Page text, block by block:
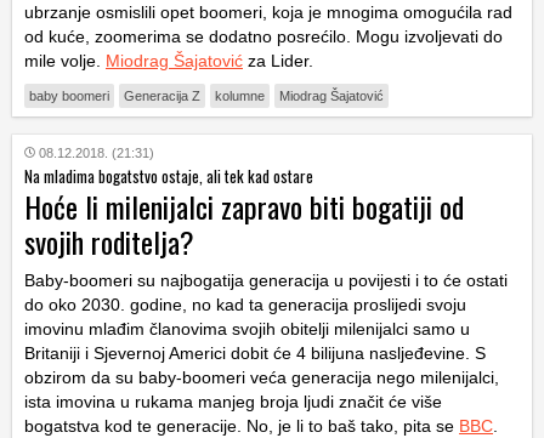
ubrzanje osmislili opet boomeri, koja je mnogima omogućila rad
od kuće, zoomerima se dodatno posrećilo. Mogu izvoljevati do
mile volje. Miodrag Šajatović za Lider.
baby boomeri Generacija Z kolumne Miodrag Šajatović
08.12.2018. (21:31)
Na mladima bogatstvo ostaje, ali tek kad ostare
Hoće li milenijalci zapravo biti bogatiji od
svojih roditelja?
Baby-boomeri su najbogatija generacija u povijesti i to će ostati
do oko 2030. godine, no kad ta generacija proslijedi svoju
imovinu mlađim članovima svojih obitelji milenijalci samo u
Britaniji i Sjevernoj Americi dobit će 4 bilijuna nasljeđevine. S
obzirom da su baby-boomeri veća generacija nego milenijalci,
ista imovina u rukama manjeg broja ljudi značit će više
bogatstva kod te generacije. No, je li to baš tako, pita se BBC.